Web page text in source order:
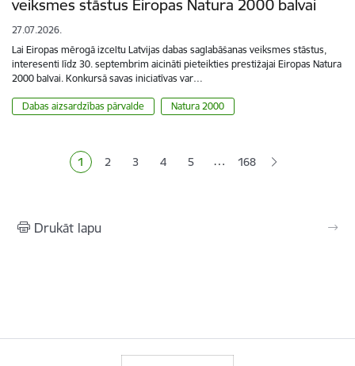
veiksmes stāstus Eiropas Natura 2000 balvai
27.07.2026.
Lai Eiropas mērogā izceltu Latvijas dabas saglabāšanas veiksmes stāstus,
interesenti līdz 30. septembrim aicināti pieteikties prestižajai Eiropas Natura
2000 balvai. Konkursā savas iniciatīvas var…
Dabas aizsardzības pārvalde Natura 2000
Pašreizējā lapa
1 Lapa
2 Lapa
3 Lapa
4 Lapa
5 … 168
Drukāt lapu